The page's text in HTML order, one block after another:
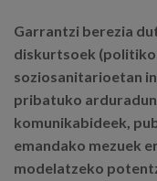
Garrantzi berezia
diskurtsoek
soziosanitarioetan
pribatuko
komunikabideek,
emandako mezuek
modelatzeko